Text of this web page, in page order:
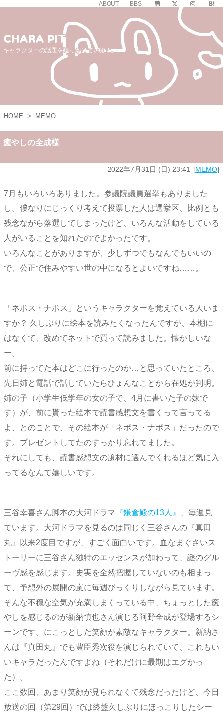
ABOUT BBS
CHARA PIT
キャラクターの話題を追っかけています。
HOME > MEMO
癒やしの全成様
2022年7月31日 (日) 23:41 MEMO
7月もいろいろありました。参議院議員選挙もありました
し。僕なりにじっくり考えて投票した人は選挙区、比例とも
残念ながら落選してしまったけど、いろんな活動をしている
人がいることを知れたのでよかったです。
いろんなことがありますが、少しずつでもなんでもいいの
で、公正で住みやすい世の中になるとよいですね……。
「ネポス・ナポス」というキャラクターを覚えている人いま
すか？ 久しぶりに絵本を読みたくなったんですが、本棚に
はなくて、改めてネットで買って読みました。懐かしいな
ー。
前に持ってた本はどこに行ったのか…と思っていたところ、
先日姉と電話で話していたらひょんなことから在処が判明。
姉の子（小学生低学年の女の子で、4月に書いた子の妹で
す）が、前に貰った絵本で読書感想文を書くって言ってる
よ、とのことで、その絵本が「ネポス・ナポス」だったので
す。プレゼントしてたのすっかり忘れてました。
それにしても、読書感想文の題材に選んでくれるほど気に入
ってるなんて嬉しいです。
三谷幸喜さん脚本の大河ドラマ 『鎌倉殿の13人』
、毎週見
ています。大河ドラマを見るのは同じく三谷さんの『真田
丸』以来2度目ですが、すごく面白いです。血なまぐさいス
トーリーに三谷さん独特のエッセンスが加わって、謎のグル
ーヴ感を感じます。史実を全然把握していないのも相まっ
て、予想外の展開の嵐に毎週びっくりしながら見ています。
そんな不穏な空気が充満しまくっている中、ちょっとした癒
やしを感じるのが新納慎也さん演じる阿野全成が登場するシ
ーンです。にこっとした笑顔が素敵なキャラクター。新納さ
んは『真田丸』でも豊臣秀次役を演じられていて、これもい
いキャラだったんですよね（それだけに最期はエグかっ
た）。
ここ数回、あまり笑顔が見られなくて残念だったけど、今日
放送の回（第29回）では終盤久しぶりにほっこりしたシー